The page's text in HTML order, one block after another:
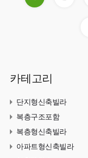
카테고리
단지형신축빌라
복층구조포함
복층형신축빌라
아파트형신축빌라